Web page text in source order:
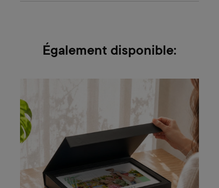
Également disponible: